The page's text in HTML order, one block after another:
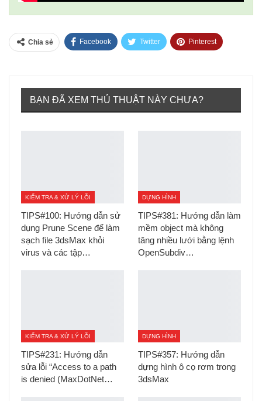
Chia sẻ Facebook Twitter Pinterest
BẠN ĐÃ XEM THỦ THUẬT NÀY CHƯA?
KIỂM TRA & XỬ LÝ LỖI
TIPS#100: Hướng dẫn sử
dụng Prune Scene để làm
sạch file 3dsMax khỏi
virus và các tập…
DỰNG HÌNH
TIPS#381: Hướng dẫn làm
mềm object mà không
tăng nhiều lưới bằng lệnh
OpenSubdiv…
KIỂM TRA & XỬ LÝ LỖI
TIPS#231: Hướng dẫn
sửa lỗi “Access to a path
is denied (MaxDotNet…
DỰNG HÌNH
TIPS#357: Hướng dẫn
dựng hình ô cọ rơm trong
3dsMax